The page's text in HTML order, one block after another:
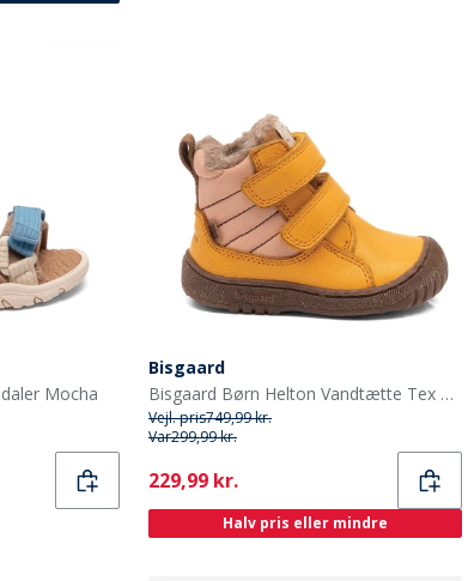
Mocha
Bisgaard
Bisgaard Børn Helton Vandtætte Tex Støvler Gul
Vejl. pris749,99 kr.
Var299,99 kr.
Current
229,99 kr.
Halv pris eller mindre